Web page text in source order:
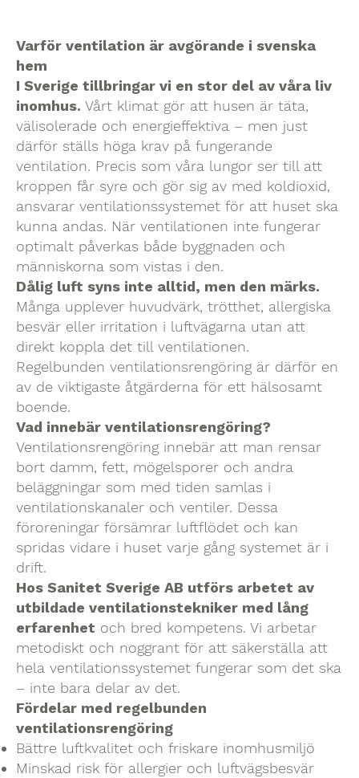
Varför ventilation är avgörande i svenska
hem
I Sverige tillbringar vi en stor del av våra liv
inomhus. Vårt klimat gör att husen är täta,
välisolerade och energieffektiva – men just
därför ställs höga krav på fungerande
ventilation. Precis som våra lungor ser till att
kroppen får syre och gör sig av med koldioxid,
ansvarar ventilationssystemet för att huset ska
kunna andas. När ventilationen inte fungerar
optimalt påverkas både byggnaden och
människorna som vistas i den.
Dålig luft syns inte alltid, men den märks.
Många upplever huvudvärk, trötthet, allergiska
besvär eller irritation i luftvägarna utan att
direkt koppla det till ventilationen.
Regelbunden ventilationsrengöring är därför en
av de viktigaste åtgärderna för ett hälsosamt
boende.
Vad innebär ventilationsrengöring?
Ventilationsrengöring innebär att man rensar
bort damm, fett, mögelsporer och andra
beläggningar som med tiden samlas i
ventilationskanaler och ventiler. Dessa
föroreningar försämrar luftflödet och kan
spridas vidare i huset varje gång systemet är i
drift.
Hos Sanitet Sverige AB utförs arbetet av
utbildade ventilationstekniker med lång
erfarenhet och bred kompetens. Vi arbetar
metodiskt och noggrant för att säkerställa att
hela ventilationssystemet fungerar som det ska
– inte bara delar av det.
Fördelar med regelbunden
ventilationsrengöring
Bättre luftkvalitet och friskare inomhusmiljö
Minskad risk för allergier och luftvägsbesvär